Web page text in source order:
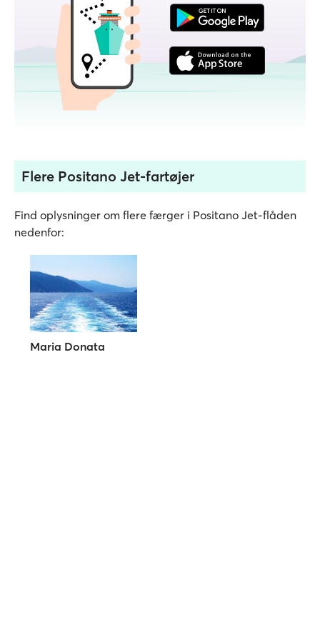
Flere Positano Jet-fartøjer
Find oplysninger om flere færger i Positano Jet-flåden
nedenfor:
Maria Donata